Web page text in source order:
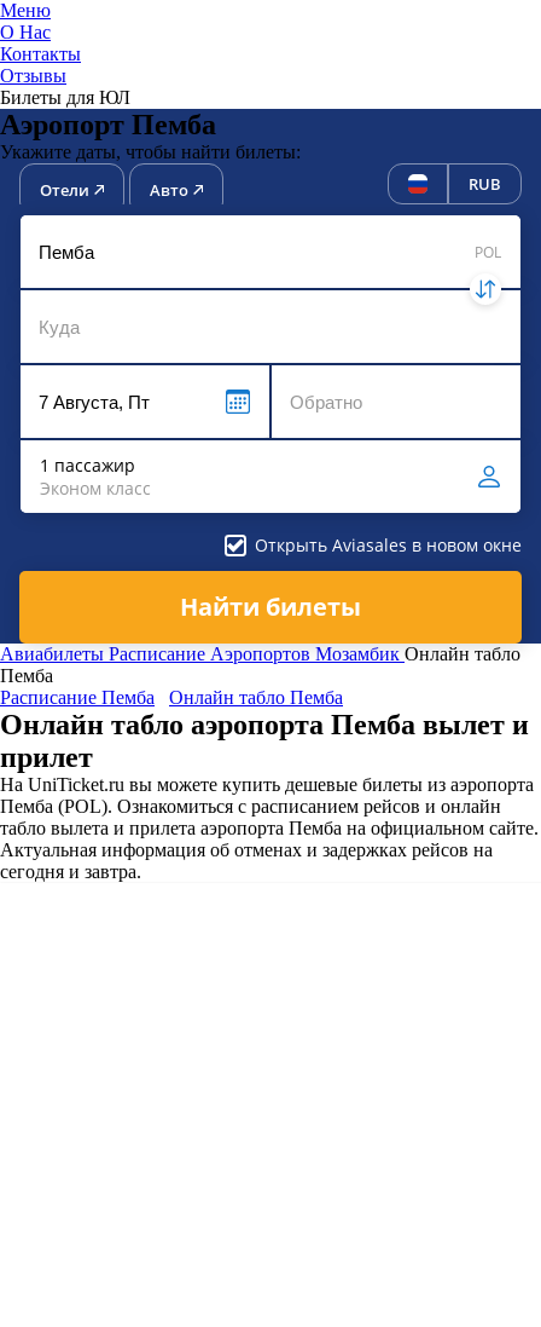
Меню
О Нас
Контакты
Отзывы
Билеты для ЮЛ
Аэропорт Пемба
Укажите даты, чтобы найти билеты:
Отели Авто RUB
POL
1 пассажир
Эконом класс
Открыть Aviasales в новом окне
Найти билеты
Авиабилеты Расписание Аэропортов Мозамбик Онлайн табло
Пемба
Расписание Пемба
Онлайн табло Пемба
Онлайн табло аэропорта Пемба вылет и
прилет
На UniTicket.ru вы можете купить дешевые билеты из аэропорта
Пемба (POL). Ознакомиться с расписанием рейсов и онлайн
табло вылета и прилета аэропорта Пемба на официальном сайте.
Актуальная информация об отменах и задержках рейсов на
сегодня и завтра.